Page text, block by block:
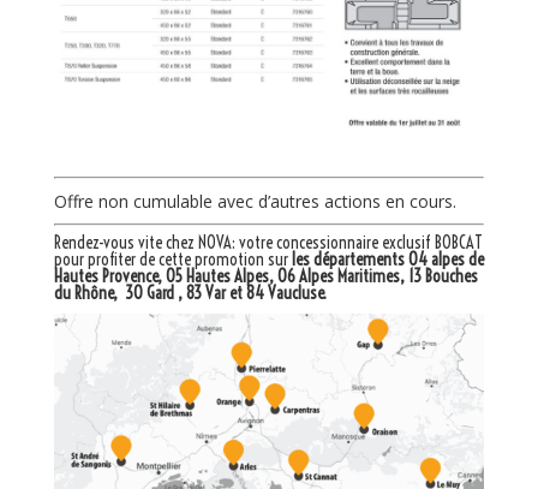
Offre non cumulable avec d’autres actions en cours.
Rendez-vous vite chez NOVA: votreconcessionnaire exclusif BOBCAT
pour profiter de cette promotion sur les départements 04 alpes de
Hautes Provence, 05 Hautes Alpes, 06 Alpes Maritimes, 13 Bouches
du Rhône, 30 Gard , 83 Var et 84 Vaucluse.